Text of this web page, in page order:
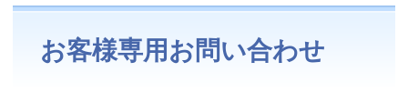
お客様専用お問い合わせ